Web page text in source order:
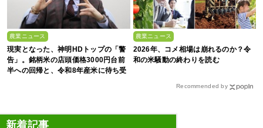
農業ニュース
現実となった、神明HDトップの「警
告」。銘柄米の店頭価格3000円台前
半への回帰と、令和8年産米に待ち受
農業ニュース
2026年、コメ相場は崩れるのか？令
和の米騒動の終わりを読む
Recommended by
新着記事